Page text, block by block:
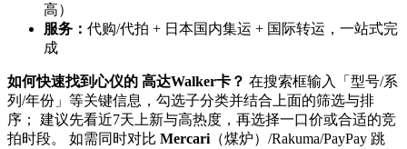
高）
服务： 代购/代拍 + 日本国内集运 + 国际转运，一站式完
成
如何快速找到心仪的 高达Walker卡？ 在搜索框输入「型号/系
列/年份」等关键信息，勾选子分类并结合上面的筛选与排
序； 建议先看近7天上新与高热度，再选择一口价或合适的竞
拍时段。 如需同时对比 Mercari （煤炉）/Rakuma/PayPay 跳